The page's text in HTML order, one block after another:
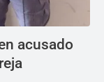
acusado